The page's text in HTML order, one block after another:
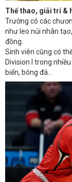
Thể thao, giải trí &
Trường có các
như leo núi nhân
đồng.
Sinh viên cũng có
Division I trong
biển, bóng đá…